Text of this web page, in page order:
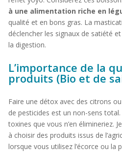
à une alimentation riche en
qualité et en bons gras. La
déclencher les signaux de satiété
la digestion.
L’importance de la
produits (Bio et de
Faire une détox avec des citrons
de pesticides est un non-sens
toxines que vous n’en élimineriez.
à choisir des produits issus de
lorsque vous utilisez l’écorce ou la